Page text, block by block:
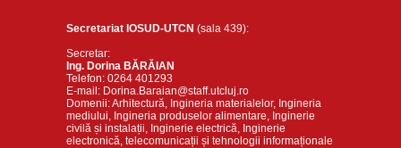
Secretariat IOSUD-UTCN (sala 439):
Secretar:
Ing. Dorina BĂRĂIAN
Telefon: 0264 401293
E-mail: Dorina.Baraian@staff.utcluj.ro
Domenii: Arhitectură, Ingineria materialelor, Ingineria
mediului, Ingineria produselor alimentare, Inginerie
civilă și instalații, Inginerie electrică, Inginerie
electronică, telecomunicații și tehnologii informaționale